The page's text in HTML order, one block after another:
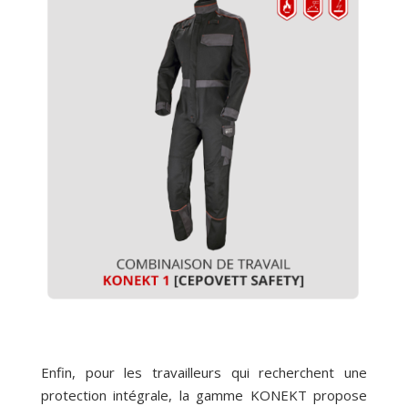
Enfin, pour les travailleurs qui recherchent une
protection intégrale, la gamme KONEKT propose